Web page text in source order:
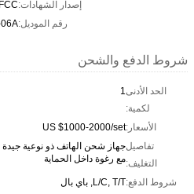
إصدار الشهادات:
رقم الموديل:
شروط الدفع والشحن
الحد الأدنى
لكمية:
1
الأسعار:US $1000-2000/set
تفاصيل
التغليف:
جهاز شحن الهاتف ذو نوعية
مع رغوة داخل الحماية
شروط الدفع:L/C, T/T, باي بال